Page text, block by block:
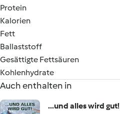
Protein
Kalorien
Fett
Ballaststoff
Gesättigte Fettsäuren
Kohlenhydrate
Auch enthalten in
...und alles wird gut!